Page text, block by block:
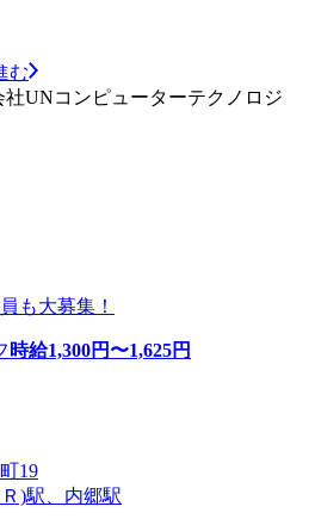
む
UNコンピューターテクノロジ
も大募集！
時給1,300円〜1,625円
19
)駅、内郷駅